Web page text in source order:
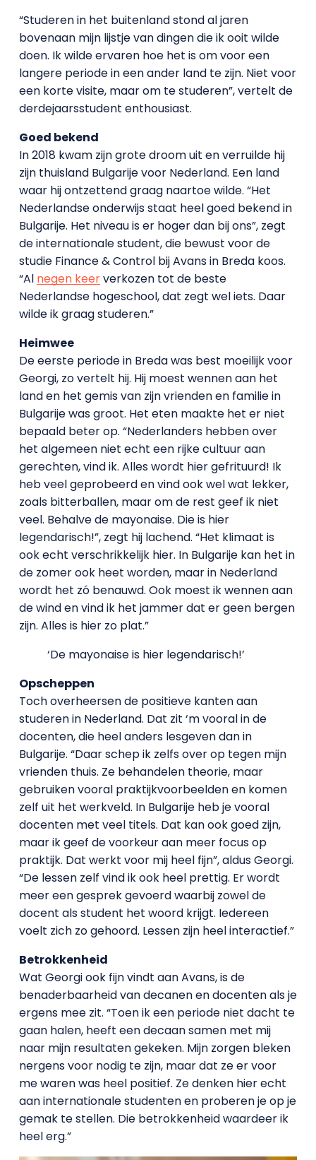
“Studeren in het buitenland stond al jaren
bovenaan mijn lijstje van dingen die ik ooit wilde
doen. Ik wilde ervaren hoe het is om voor een
langere periode in een ander land te zijn. Niet voor
een korte visite, maar om te studeren”, vertelt de
derdejaarsstudent enthousiast.
Goed bekend
In 2018 kwam zijn grote droom uit en verruilde hij
zijn thuisland Bulgarije voor Nederland. Een land
waar hij ontzettend graag naartoe wilde. “Het
Nederlandse onderwijs staat heel goed bekend in
Bulgarije. Het niveau is er hoger dan bij ons”, zegt
de internationale student, die bewust voor de
studie Finance & Control bij Avans in Breda koos.
“Al negen keerverkozen tot de beste
Nederlandse hogeschool, dat zegt wel iets. Daar
wilde ik graag studeren.”
Heimwee
De eerste periode in Breda was best moeilijk voor
Georgi, zo vertelt hij. Hij moest wennen aan het
land en het gemis van zijn vrienden en familie in
Bulgarije was groot. Het eten maakte het er niet
bepaald beter op. “Nederlanders hebben over
het algemeen niet echt een rijke cultuur aan
gerechten, vind ik. Alles wordt hier gefrituurd! Ik
heb veel geprobeerd en vind ook wel wat lekker,
zoals bitterballen, maar om de rest geef ik niet
veel. Behalve de mayonaise. Die is hier
legendarisch!”, zegt hij lachend. “Het klimaat is
ook echt verschrikkelijk hier. In Bulgarije kan het in
de zomer ook heet worden, maar in Nederland
wordt het zó benauwd. Ook moest ik wennen aan
de wind en vind ik het jammer dat er geen bergen
zijn. Alles is hier zo plat.”
‘De mayonaise is hier legendarisch!’
Opscheppen
Toch overheersen de positieve kanten aan
studeren in Nederland. Dat zit ‘m vooral in de
docenten, die heel anders lesgeven dan in
Bulgarije. “Daar schep ik zelfs over op tegen mijn
vrienden thuis. Ze behandelen theorie, maar
gebruiken vooral praktijkvoorbeelden en komen
zelf uit het werkveld. In Bulgarije heb je vooral
docenten met veel titels. Dat kan ook goed zijn,
maar ik geef de voorkeur aan meer focus op
praktijk. Dat werkt voor mij heel fijn”, aldus Georgi.
“De lessen zelf vind ik ook heel prettig. Er wordt
meer een gesprek gevoerd waarbij zowel de
docent als student het woord krijgt. Iedereen
voelt zich zo gehoord. Lessen zijn heel interactief.”
Betrokkenheid
Wat Georgi ook fijn vindt aan Avans, is de
benaderbaarheid van decanen en docenten als je
ergens mee zit. “Toen ik een periode niet dacht te
gaan halen, heeft een decaan samen met mij
naar mijn resultaten gekeken. Mijn zorgen bleken
nergens voor nodig te zijn, maar dat ze er voor
me waren was heel positief. Ze denken hier echt
aan internationale studenten en proberen je op je
gemak te stellen. Die betrokkenheid waardeer ik
heel erg.”